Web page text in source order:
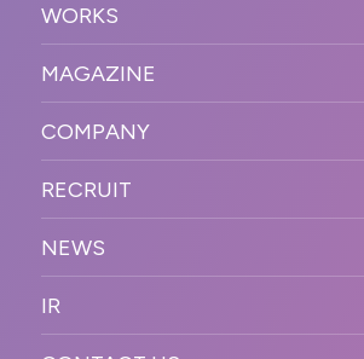
VISION
OUR DNA
STRONG POINT
BUSINESS DOMAIN
SOLUTION
WORKFLOW
WORKS
オンラインイベント
SNSプロモーション
プラットフォーム販
促
デジタル制作・映像
制作
PR
カンファレン
ESPORTS・ゲ
MAGAZINE
COMPANY
COMPANY INFORMATION
MESSAGE
OFFICER
ACCESS
RECRUIT
新卒採用
キャリア採用
NEWS
IR